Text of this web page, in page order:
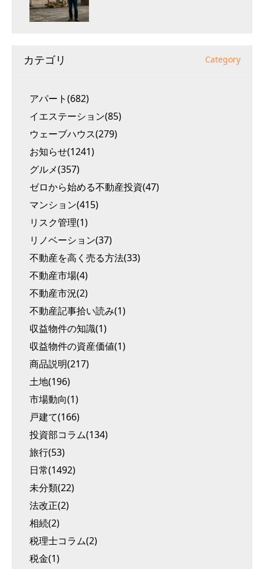
カテゴリ Category
アパート(682)
イエステーション(85)
ウェーブハウス(279)
お知らせ(1241)
グルメ(357)
ゼロから始める不動産投資(47)
マンション(415)
リスク管理(1)
リノベーション(37)
不動産を高く売る方法(33)
不動産市場(4)
不動産市況(2)
不動産記事拾い読み(1)
収益物件の知識(1)
収益物件の資産価値(1)
商品説明(217)
土地(196)
市場動向(1)
戸建て(166)
投資部コラム(134)
旅行(53)
日常(1492)
未分類(22)
法改正(2)
相続(2)
税理士コラム(2)
税金(1)